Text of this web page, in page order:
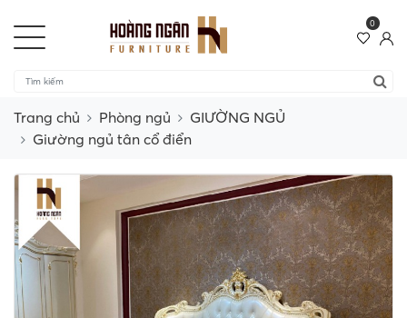
0
Trang chủ Phòng ngủ
GIƯỜNG NGỦ
Giường ngủ tân cổ điển